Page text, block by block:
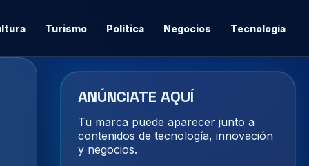
Turismo Política Negocios Tecnología
ANÚNCIATE AQUÍ
Tu marca puede aparecer junto a
contenidos de tecnología, innovación
y negocios.